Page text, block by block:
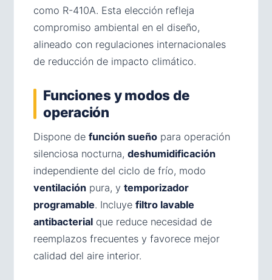
como R-410A. Esta elección refleja
compromiso ambiental en el diseño,
alineado con regulaciones internacionales
de reducción de impacto climático.
Funciones y modos de
operación
Dispone de función sueño para operación
silenciosa nocturna, deshumidificación
independiente del ciclo de frío, modo
ventilación pura, y temporizador
programable. Incluye filtro lavable
antibacterial que reduce necesidad de
reemplazos frecuentes y favorece mejor
calidad del aire interior.